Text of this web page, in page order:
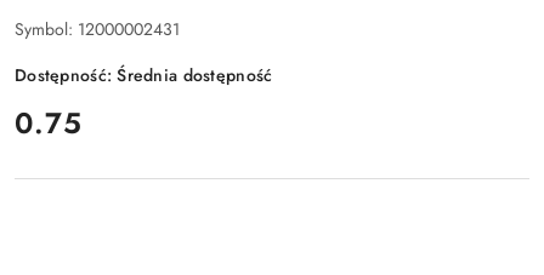
Symbol: 12000002431
Dostępność:Średnia dostępność
cena:
0.75